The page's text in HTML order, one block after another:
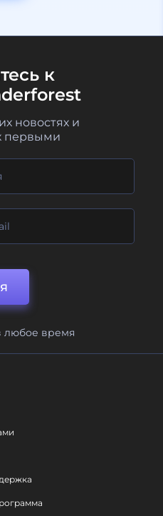
к
новостях и
первыми
любое время